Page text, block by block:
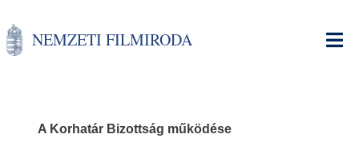
NEMZETI FILMIRODA
A Korhatár Bizottság működése